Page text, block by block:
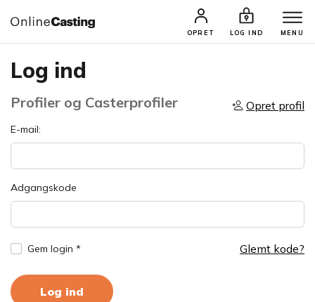
OPRET LOG IND MENU
Log ind
Profiler og Casterprofiler Opret profil
E-mail:
Adgangskode
Gem login * Glemt kode?
Log ind